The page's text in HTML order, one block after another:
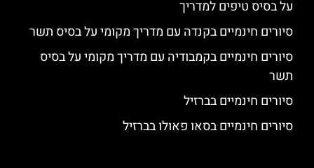
על בסיס טיפים למדריך
סיורים חינמיים בקנדה עם מדריך מקומי על בסיס תשר
סיורים חינמיים בקמבודיה עם מדריך מקומי על בסיס
תשר
סיורים חינמיים בברזיל
סיורים חינמיים בסאו פאולו בברזיל